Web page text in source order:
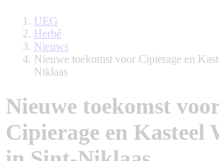
UEG
Herbé
Nieuws
Nieuwe toekomst voor Cipierage en
Niklaas
Nieuwe toekomst voor
Cipierage en Kasteel